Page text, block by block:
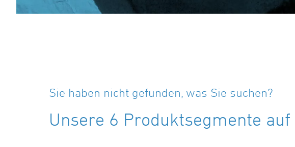
Sie haben nicht gefunden, was Sie suchen?
Unsere 6 Produktsegmente